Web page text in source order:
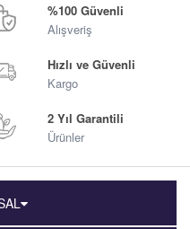
%100 Güvenli
Alışveriş
Hızlı ve Güvenli
Kargo
2 Yıl Garantili
Ürünler